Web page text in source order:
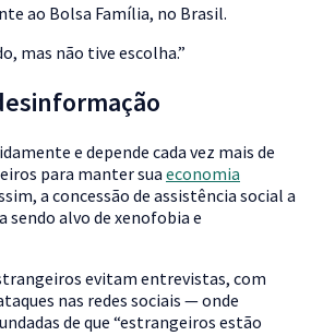
ao Bolsa Família, no Brasil.
mas não tive escolha.”
e depende cada vez mais de
para manter sua economia
a concessão de assistência social a
sendo alvo de xenofobia e
evitam entrevistas, com
nas redes sociais — onde
de que “estrangeiros estão